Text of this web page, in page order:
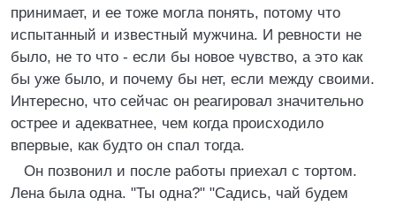
принимает, и ее тоже могла понять, потому что
испытанный и известный мужчина. И ревности не
было, не то что - если бы новое чувство, а это как
бы уже было, и почему бы нет, если между своими.
Интересно, что сейчас он реагировал значительно
острее и адекватнее, чем когда происходило
впервые, как будто он спал тогда.
Он позвонил и после работы приехал с тортом.
Лена была одна. "Ты одна?" "Садись, чай будем